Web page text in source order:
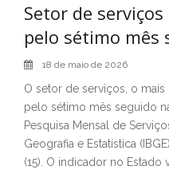
Setor de
pelo sétimo mês
18 de maio de 2026
O setor de serviços, o
pelo sétimo mês seguido
Pesquisa Mensal de
Geografia e Estatística
(15). O indicador no